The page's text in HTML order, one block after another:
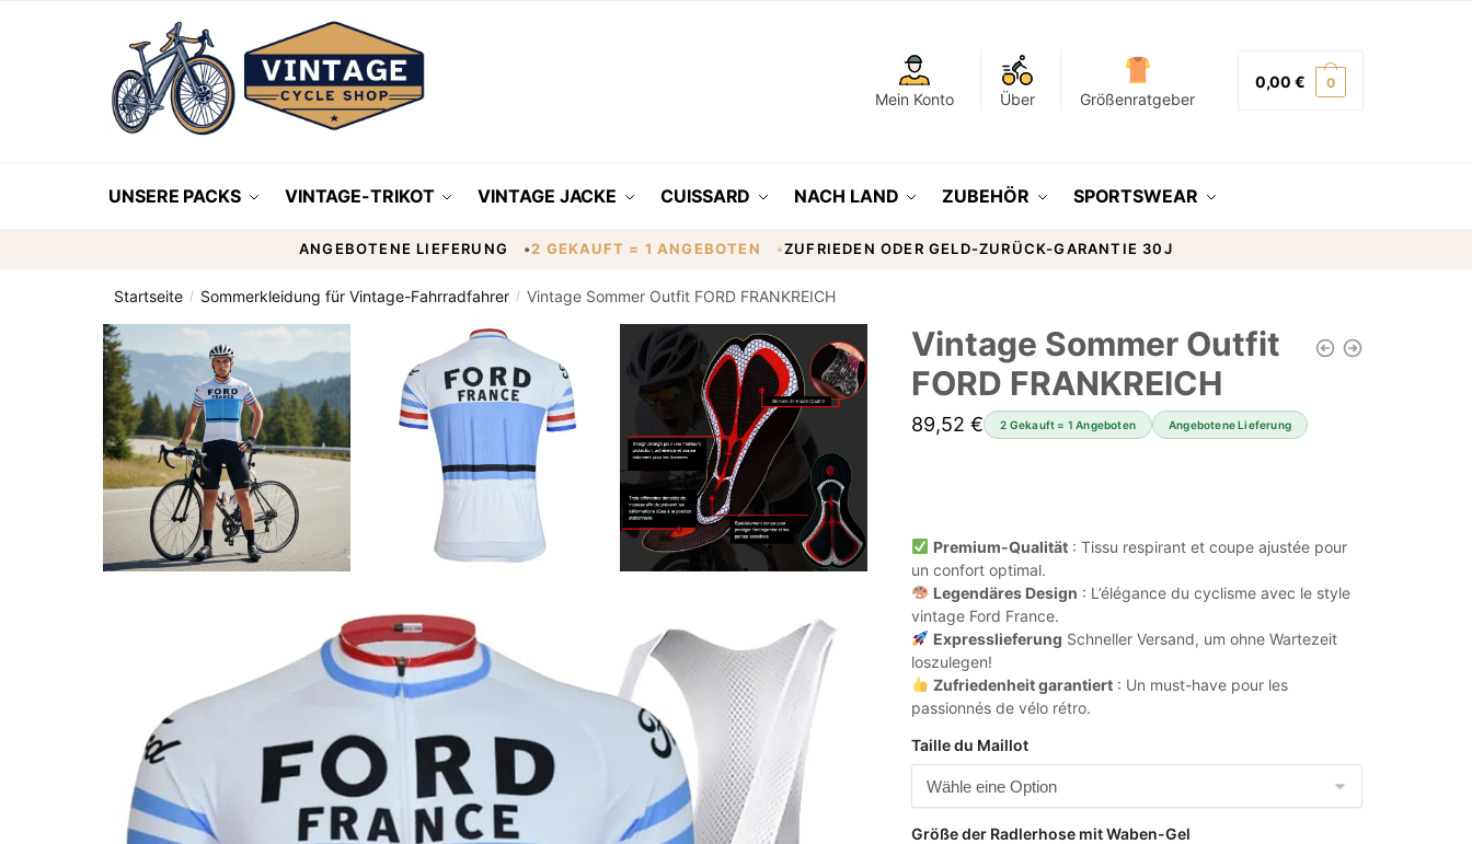
Mein Konto Über Größenratgeber
0,00€ 0
UNSERE PACKS VINTAGE-TRIKOT VINTAGE JACKE CUISSARD NACH LAND ZUBEHÖR SPORTSWEAR
ANGEBOTENE LIEFERUNG 2 GEKAUFT = 1 ANGEBOTEN ZUFRIEDEN ODER GELD-ZURÜCK-GARANTIE 30J
Startseite / Sommerkleidung für Vintage-Fahrradfahrer / Vintage Sommer Outfit FORD FRANKREICH
Vintage Sommer Outfit
FORD FRANKREICH
89,52€ 2 Gekauft = 1 Angeboten Angebotene Lieferung
Premium-Qualität : Tissu respirant et coupe ajustée pour
un confort optimal.
Legendäres Design : L’élégance du cyclisme avec le style
vintage Ford France.
Expresslieferung Schneller Versand, um ohne Wartezeit
loszulegen!
Zufriedenheit garantiert : Un must-have pour les
passionnés de vélo rétro.
Taille du Maillot
Größe der Radlerhose mit Waben-Gel